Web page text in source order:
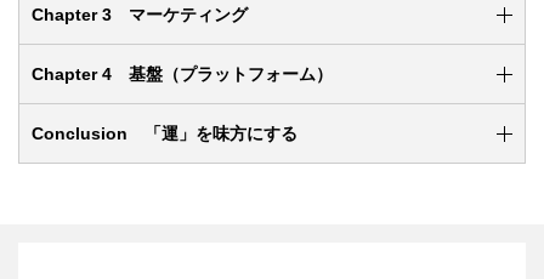
Chapter 3 マーケティング
Chapter 4 基盤（プラットフォーム）
Conclusion 「運」を味方にする